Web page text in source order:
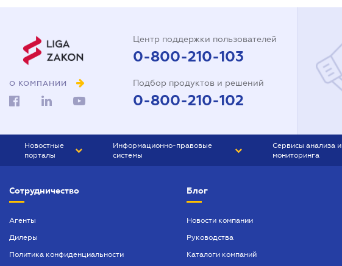
О КОМПАНИИ
Центр поддержки пользователей
0-800-210-103
Подбор продуктов и решений
0-800-210-102
Новостные
порталы
БИЗНЕС
Информационно-правовые
системы
БУХГАЛТЕР ПРОФ
ЮРИСТ ПРОФ
Сервисы анализа и
мониторинга
Сотрудничество
Агенты
Дилеры
Политика конфиденциальности
Блог
Новости компании
Руководства
Каталоги компаний